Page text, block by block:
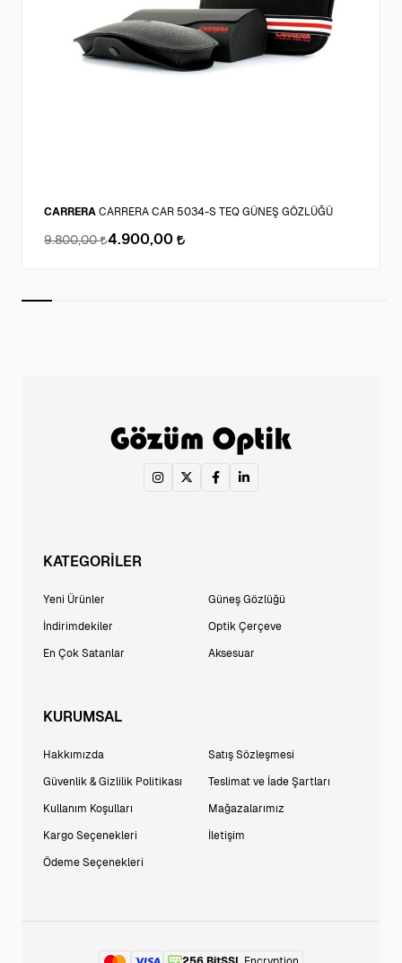
CARRERA CARRERA CAR 5034-S TEQ GÜNEŞ GÖZLÜĞÜ
9.800,00 4.900,00
KATEGORİLER
Yeni Ürünler
İndirimdekiler
En Çok Satanlar
Güneş Gözlüğü
Optik Çerçeve
Aksesuar
KURUMSAL
Hakkımızda
Güvenlik & Gizlilik Politikası
Kullanım Koşulları
Kargo Seçenekleri
Ödeme Seçenekleri
Satış Sözleşmesi
Teslimat ve İade Şartları
Mağazalarımız
İletişim